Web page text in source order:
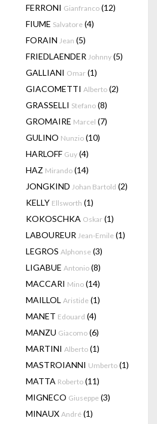
FERRONI Gianfranco (12)
FIUME Salvatore (4)
FORAIN Jean (5)
FRIEDLAENDER Johnny (5)
GALLIANI Omar (1)
GIACOMETTI Alberto (2)
GRASSELLI Stefano (8)
GROMAIRE Marcel (7)
GULINO Nunzio (10)
HARLOFF Guy (4)
HAZ Mirando (14)
JONGKIND Johan Bartold (2)
KELLY Ellsworth (1)
KOKOSCHKA Oskar (1)
LABOUREUR Jean-Emile (1)
LEGROS Alphonse (3)
LIGABUE Antonio (8)
MACCARI Mino (14)
MAILLOL Aristide (1)
MANET Edouard (4)
MANZU Giacomo (6)
MARTINI Alberto (1)
MASTROIANNI Umberto (1)
MATTA Roberto (11)
MIGNECO Giuseppe (3)
MINAUX André (1)